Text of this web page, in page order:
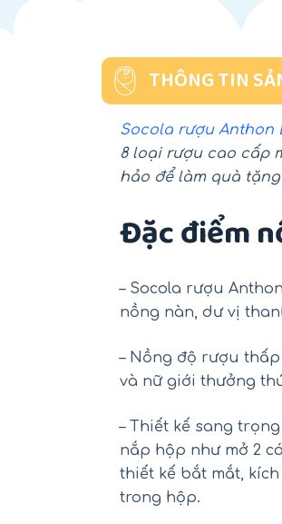
THÔNG TIN
Socola rượu Anthon
8 loại rượu cao cấp
hảo để làm quà
Đặc điểm
– Socola rượu
nồng nàn, dư vị
– Nồng độ rượu
và nữ giới thưởng
– Thiết kế sang
nắp hộp như mở 2
thiết kế bắt mắt,
trong hộp.